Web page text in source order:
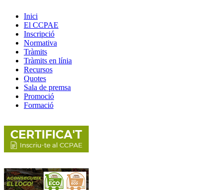
Inici
El CCPAE
Inscripció
Normativa
Tràmits
Tràmits en línia
Recursos
Quotes
Sala de premsa
Promoció
Formació